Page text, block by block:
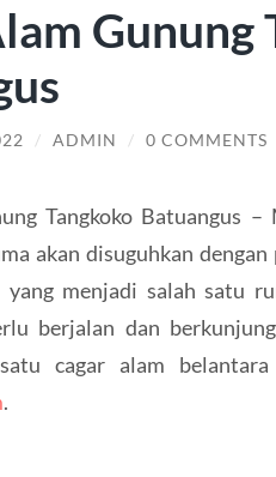
Gunung
/ ADMIN / 0 COMMENTS
Tangkoko Batuangus
akan disuguhkan
yang menjadi salah satu
berjalan dan
cagar alam
.